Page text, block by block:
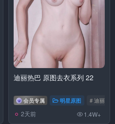
迪丽热巴 原图去衣系列 22
会员专属 明星原图 # 迪丽热巴
2天前 1.4W+